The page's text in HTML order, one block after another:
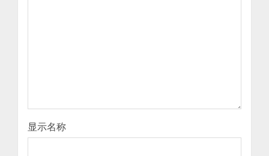
显示名称